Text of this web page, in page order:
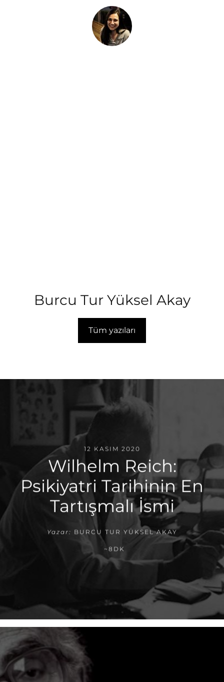
Burcu Tur Yüksel Akay
Tüm yazıları
12 KASIM 2020
Wilhelm Reich:
Psikiyatri Tarihinin En
Tartışmalı İsmi
Yazar: BURCU TUR YÜKSEL AKAY
~8DK